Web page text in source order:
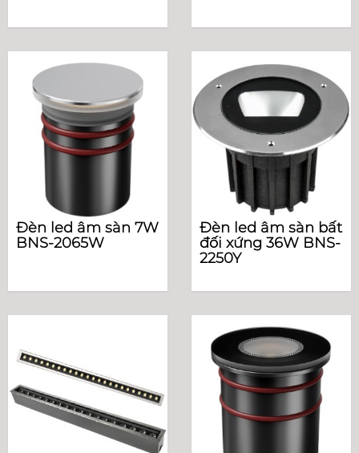
Đèn led âm sàn 7W
BNS-2065W
Đèn led âm sàn bất
đối xứng 36W BNS-
2250Y